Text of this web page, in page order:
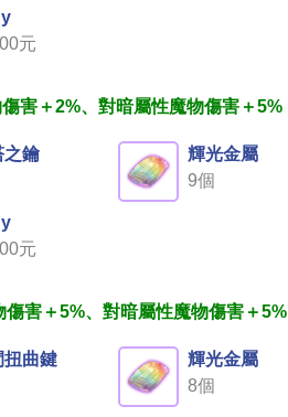
元
害＋2%、對暗屬性魔物傷害＋5%
之鑰
輝光金屬
9個
元
傷害＋5%、對暗屬性魔物傷害＋5%
扭曲鍵
輝光金屬
8個